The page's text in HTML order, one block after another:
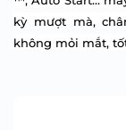
kỳ mượt mà,
không mỏi mắt,